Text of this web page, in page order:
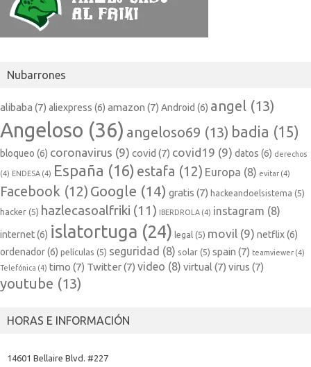
Nubarrones
alibaba (7) aliexpress (6) amazon (7) Android (6) angel (13)
Angeloso (36) angeloso69 (13) badia (15)
bloqueo (6) coronavirus (9) covid (7) covid19 (9) datos (6) derechos
(4) ENDESA (4) España (16) estafa (12) Europa (8) evitar (4)
Facebook (12) Google (14) gratis (7) hackeandoelsistema (5)
hacker (5) hazlecasoalfriki (11) IBERDROLA (4) instagram (8)
internet(6) islatortuga (24) legal (5) movil (9) netflix(6)
ordenador(6) películas (5) seguridad (8) solar (5) spain (7) teamviewer (4)
Telefónica (4) timo (7) Twitter(7) video (8) virtual (7) virus (7)
youtube (13)
HORAS E INFORMACIÓN
14601 Bellaire Blvd. #227